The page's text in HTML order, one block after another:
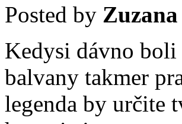
Posted by
Kedysi dávno boli
balvany takmer
legenda by určite